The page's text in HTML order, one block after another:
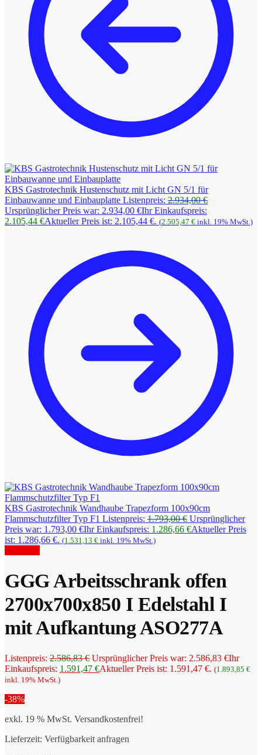
KBS Gastrotechnik Hustenschutz mit Licht GN 5/1 für
Einbauwanne und Einbauplatte Listenpreis: 2.934,00€
Ursprünglicher Preis war: 2.934,00 €Ihr Einkaufspreis:
2.105,44 €Aktueller Preis ist: 2.105,44 €. (2.505,47 € inkl. 19% MwSt.)
KBS Gastrotechnik Wandhaube Trapezform 100x90cm
Flammschutzfilter Typ F1 Listenpreis: 1.793,00€ Ursprünglicher
Preis war: 1.793,00 €Ihr Einkaufspreis: 1.286,66 €Aktueller Preis
ist: 1.286,66 €. (1.531,13 € inkl. 19% MwSt.)
GGG Arbeitsschrank offen
2700x700x850 I Edelstahl I
mit Aufkantung ASO277A
Listenpreis: 2.586,83€ Ursprünglicher Preis war: 2.586,83 €Ihr
Einkaufspreis: 1.591,47 €Aktueller Preis ist: 1.591,47 €. (1.893,85 €
inkl. 19% MwSt.)
-38%
exkl. 19 % MwSt. Versandkostenfrei!
Lieferzeit: Verfügbarkeit anfragen